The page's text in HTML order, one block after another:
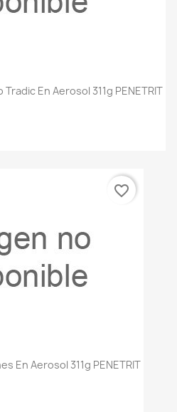
En Aerosol 311g PENETRIT
En Aerosol 311g PENETRIT
favorite_border